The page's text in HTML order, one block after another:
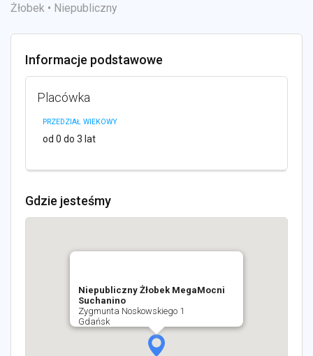
Żłobek • Niepubliczny
Informacje podstawowe
Placówka
PRZEDZIAŁ WIEKOWY
od 0 do 3 lat
Gdzie jesteśmy
Niepubliczny Żłobek MegaMocni
Suchanino
Zygmunta Noskowskiego 1
Gdańsk